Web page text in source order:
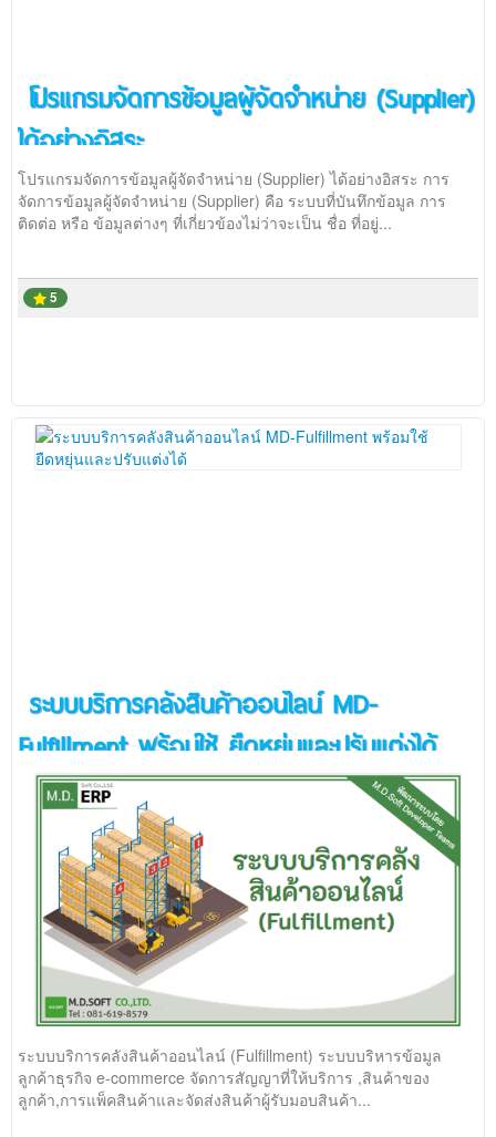
โปรแกรมจัดการข้อมูลผู้จัดจำหน่าย (Supplier)
ได้อย่างอิสระ
โปรแกรมจัดการข้อมูลผู้จัดจำหน่าย (Supplier) ได้อย่างอิสระ การ
จัดการข้อมูลผู้จัดจำหน่าย (Supplier) คือ ระบบที่บันทึกข้อมูล การ
ติดต่อ หรือ ข้อมูลต่างๆ ที่เกี่ยวข้องไม่ว่าจะเป็น ชื่อ ที่อยู่...
5
ระบบบริการคลังสินค้าออนไลน์ MD-
Fulfillment พร้อมใช้ ยืดหยุ่นและปรับแต่งได้
ระบบบริการคลังสินค้าออนไลน์ (Fulfillment) ระบบบริหารข้อมูล
ลูกค้าธุรกิจ e-commerce จัดการสัญญาที่ให้บริการ ,สินค้าของ
ลูกค้า,การแพ็คสินค้าและจัดส่งสินค้าผู้รับมอบสินค้า...